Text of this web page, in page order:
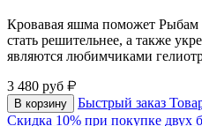
Кровавая яшма поможет Рыбам
стать решительнее, а также
являются любимчиками
3 480 руб
В корзину Быстрый заказ
Скидка 10% при покупке двух